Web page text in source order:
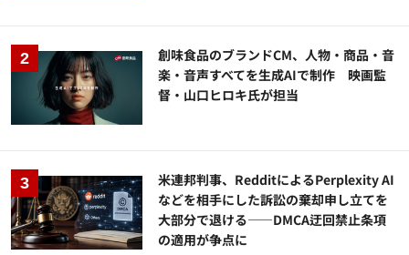
創味食品のブランドCM、人物・商品・音
楽・音声すべてを生成AIで制作 映画監
督・山口ヒロキ氏が担当
米連邦判事、RedditによるPerplexity AI
などを相手にした訴訟の棄却申し立てを
大部分で退ける——DMCA迂回禁止条項
の適用が争点に